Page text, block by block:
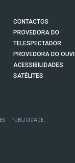
CONTACTOS
PROVEDORA DO
TELESPECTADOR
PROVEDORA DO
ACESSIBILIDADES
SATÉLITES
| PUBLICIDADE